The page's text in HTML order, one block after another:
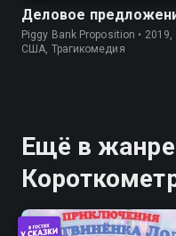
Деловое
Piggy Bank Proposition • 2019,
США, Трагикомедия
Ещё в